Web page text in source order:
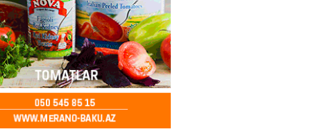
İssık-Kul gölündən gəzinti
paylaşıb
- 12:30 70
rayonunda 70 min manat
elektrik naqilləri oğurlayan